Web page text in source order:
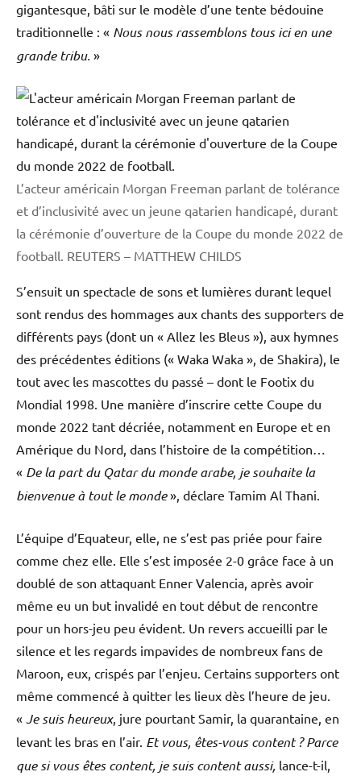
gigantesque, bâti sur le modèle d’une tente bédouine
traditionnelle : « Nous nous rassemblons tous ici en une
grande tribu. »
L’acteur américain Morgan Freeman parlant de tolérance
et d’inclusivité avec un jeune qatarien handicapé, durant
la cérémonie d’ouverture de la Coupe du monde 2022 de
football. REUTERS – MATTHEW CHILDS
S’ensuit un spectacle de sons et lumières durant lequel
sont rendus des hommages aux chants des supporters de
différents pays (dont un « Allez les Bleus »), aux hymnes
des précédentes éditions (« Waka Waka », de Shakira), le
tout avec les mascottes du passé – dont le Footix du
Mondial 1998. Une manière d’inscrire cette Coupe du
monde 2022 tant décriée, notamment en Europe et en
Amérique du Nord, dans l’histoire de la compétition…
« De la part du Qatar du monde arabe, je souhaite la
bienvenue à tout le monde», déclare Tamim Al Thani.
L’équipe d’Equateur, elle, ne s’est pas priée pour faire
comme chez elle. Elle s’est imposée 2-0 grâce face à un
doublé de son attaquant Enner Valencia, après avoir
même eu un but invalidé en tout début de rencontre
pour un hors-jeu peu évident. Un revers accueilli par le
silence et les regards impavides de nombreux fans de
Maroon, eux, crispés par l’enjeu. Certains supporters ont
même commencé à quitter les lieux dès l’heure de jeu.
« Je suis heureux, jure pourtant Samir, la quarantaine, en
levant les bras en l’air. Et vous, êtes-vous content ? Parce
que si vous êtes content, je suis content aussi, lance-t-il,